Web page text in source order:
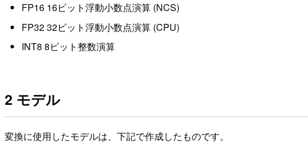
FP16 16ビット浮動小数点演算 (NCS)
FP32 32ビット浮動小数点演算 (CPU)
INT8 8ビット整数演算
2 モデル
変換に使用したモデルは、下記で作成したものです。